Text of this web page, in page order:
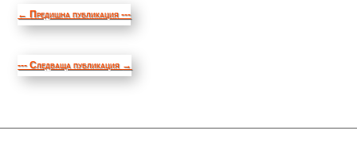
← Предишна публикация ---
--- Следваща публикация →